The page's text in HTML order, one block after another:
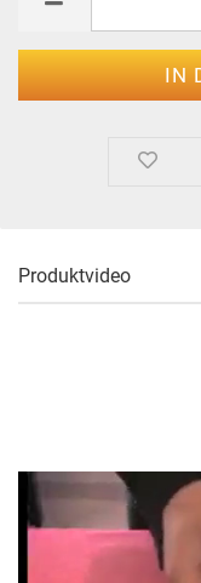
Produktvideo